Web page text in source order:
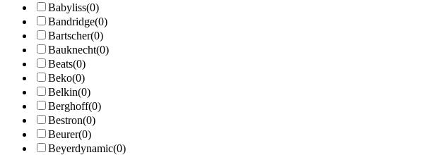
Babyliss(0)
Bandridge(0)
Bartscher(0)
Bauknecht(0)
Beats(0)
Beko(0)
Belkin(0)
Berghoff(0)
Bestron(0)
Beurer(0)
Beyerdynamic(0)